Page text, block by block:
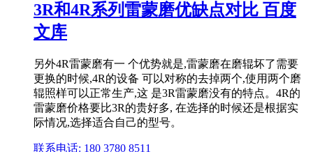
3R和4R系列雷蒙磨优缺点对比 百度
文库
另外4R雷蒙磨有一 个优势就是,雷蒙磨在磨辊坏了需要
更换的时候,4R的设备 可以对称的去掉两个,使用两个磨
辊照样可以正常生产,这 是3R雷蒙磨没有的特点。4R的
雷蒙磨价格要比3R的贵好多, 在选择的时候还是根据实
际情况,选择适合自己的型号。
联系电话: 180 3780 8511